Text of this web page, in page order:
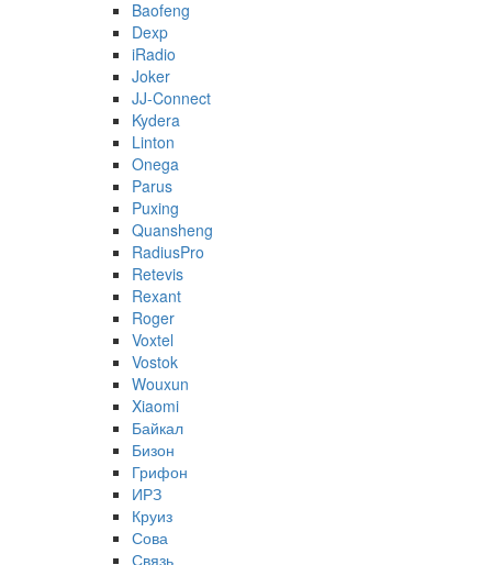
Baofeng
Dexp
iRadio
Joker
JJ-Connect
Kydera
Linton
Onega
Parus
Puxing
Quansheng
RadiusPro
Retevis
Rexant
Roger
Voxtel
Vostok
Wouxun
Xiaomi
Байкал
Бизон
Грифон
ИРЗ
Круиз
Сова
Связь